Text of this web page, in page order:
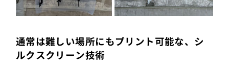
通常は難しい場所にもプリント可能な、シ
ルクスクリーン技術